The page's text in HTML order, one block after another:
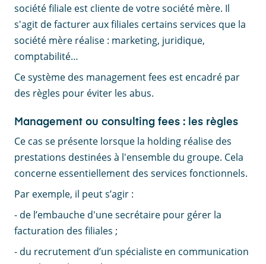
société filiale est cliente de votre société mère. Il
s'agit de facturer aux filiales certains services que la
société mère réalise : marketing, juridique,
comptabilité…
Ce système des management fees est encadré par
des règles pour éviter les abus.
Management ou consulting fees : les règles
Ce cas se présente lorsque la holding réalise des
prestations destinées à l'ensemble du groupe. Cela
concerne essentiellement des services fonctionnels.
Par exemple, il peut s’agir :
- de l’embauche d'une secrétaire pour gérer la
facturation des filiales ;
- du recrutement d’un spécialiste en communication